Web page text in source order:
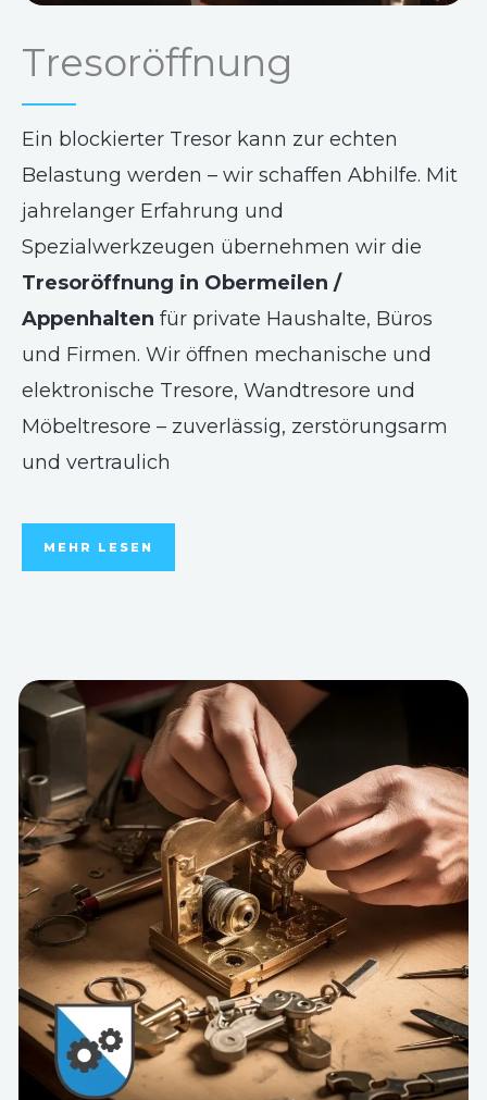
Tresoröffnung
Ein blockierter Tresor kann zur echten
Belastung werden – wir schaffen Abhilfe. Mit
jahrelanger Erfahrung und
Spezialwerkzeugen übernehmen wir die
Tresoröffnung in Obermeilen /
Appenhalten für private Haushalte, Büros
und Firmen. Wir öffnen mechanische und
elektronische Tresore, Wandtresore und
Möbeltresore – zuverlässig, zerstörungsarm
und vertraulich
MEHR LESEN